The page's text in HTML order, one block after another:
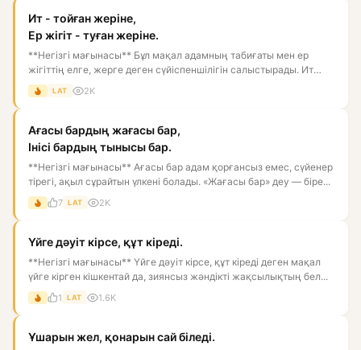
Ит - тойған жеріне,
Ер жігіт - туған жеріне.
**Негізгі мағынасы** Бұл мақал адамның табиғаты мен ер
жігіттің елге, жерге деген сүйіспеншілігін салыстырады. Ит
тойған...
LAT 2K
Ағасы бардың жағасы бар,
Інісі бардың тынысы бар.
**Негізгі мағынасы** Ағасы бар адам қорғансыз емес, сүйенер
тірегі, ақыл сұрайтын үлкені болады. «Жағасы бар» деу — біре...
7 LAT 2K
Үйге дәуіт кірсе, құт кіреді.
**Негізгі мағынасы** Үйге дәуіт кірсе, құт кіреді деген мақал
үйге кірген кішкентай да, зиянсыз жәндікті жақсылықтың бел...
1 LAT 1.6K
Ұшарын жел, қонарын сай біледі.